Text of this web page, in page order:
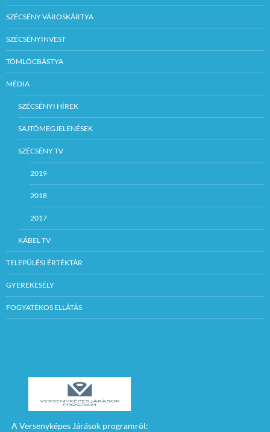
SZÉCSÉNY VÁROSKÁRTYA
SZÉCSÉNYINVEST
TÖMLÖCBÁSTYA
MÉDIA
SZÉCSÉNYI HÍREK
SAJTÓMEGJELENÉSEK
SZÉCSÉNY TV
2019
2018
2017
KÁBEL TV
TELEPÜLÉSI ÉRTÉKTÁR
GYEREKESÉLY
FOGYATÉKOS ELLÁTÁS
A Versenyképes Járások programról: